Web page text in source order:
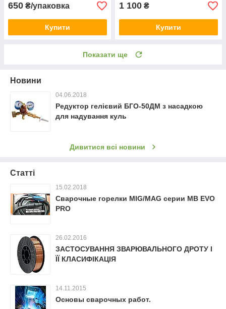
650 ₴/упаковка
Купити
1 100 ₴
Купити
Показати ще
Новини
04.06.2018
Редуктор гелієвий БГО-50ДМ з насадкою
для надування куль
Дивитися всі новини
Статті
15.02.2018
Сварочные горелки MIG/MAG серии MB EVO
PRO
26.02.2016
ЗАСТОСУВАННЯ ЗВАРЮВАЛЬНОГО ДРОТУ І
ЇЇ КЛАСИФІКАЦІЯ
14.11.2015
Основы сварочных работ.